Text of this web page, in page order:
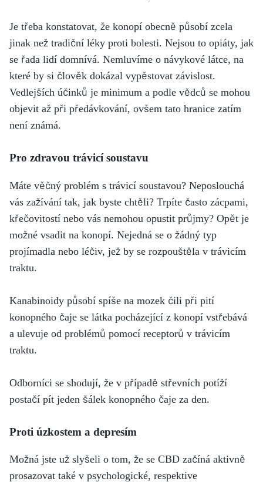
Je třeba konstatovat, že konopí obecně působí zcela
jinak než tradiční léky proti bolesti. Nejsou to opiáty, jak
se řada lidí domnívá. Nemluvíme o návykové látce, na
které by si člověk dokázal vypěstovat závislost.
Vedlejších účinků je minimum a podle vědců se mohou
objevit až při předávkování, ovšem tato hranice zatím
není známá.
Pro zdravou trávicí soustavu
Máte věčný problém s trávicí soustavou? Neposlouchá
vás zažívání tak, jak byste chtěli? Trpíte často zácpami,
křečovitostí nebo vás nemohou opustit průjmy? Opět je
možné vsadit na konopí. Nejedná se o žádný typ
projímadla nebo léčiv, jež by se rozpouštěla v trávicím
traktu.
Kanabinoidy působí spíše na mozek čili při pití
konopného čaje se látka pocházející z konopí vstřebává
a ulevuje od problémů pomocí receptorů v trávicím
traktu.
Odborníci se shodují, že v případě střevních potíží
postačí pít jeden šálek konopného čaje za den.
Proti úzkostem a depresím
Možná jste už slyšeli o tom, že se CBD začíná aktivně
prosazovat také v psychologické, respektive